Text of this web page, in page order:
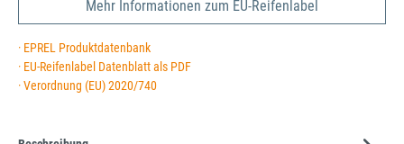
Mehr Informationen zum EU-Reifenlabel
· EPREL Produktdatenbank
· EU-Reifenlabel Datenblatt als PDF
· Verordnung (EU) 2020/740